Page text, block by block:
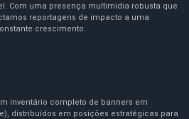
Com uma presença multimídia robusta que
reportagens de impacto a uma
crescimento.
inventário completo de banners em
distribuídos em posições estratégicas para